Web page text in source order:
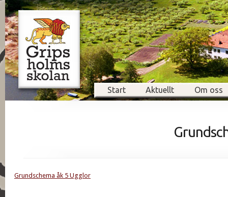
Start Aktuellt Om oss
Grundschema åk 5 Ugglor